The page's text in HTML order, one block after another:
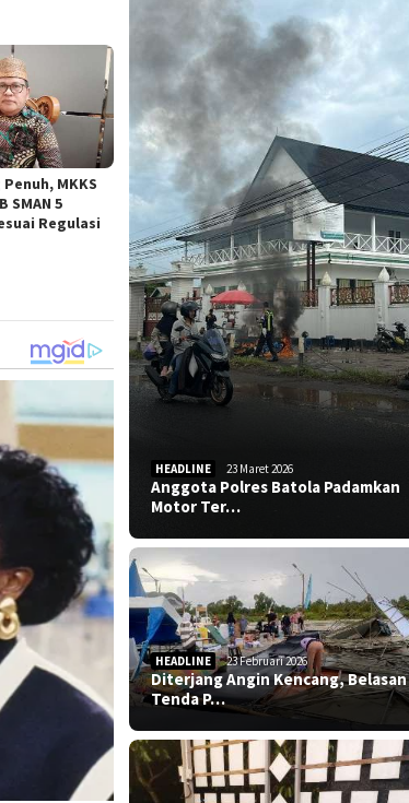
MKKS
SMAN 5
Regulasi
HEADLINE 23 Maret 2026
Anggota Polres Batola Padamkan
Motor Ter…
HEADLINE 23 Februari 2026
Diterjang Angin Kencang, Belasan
Tenda P…